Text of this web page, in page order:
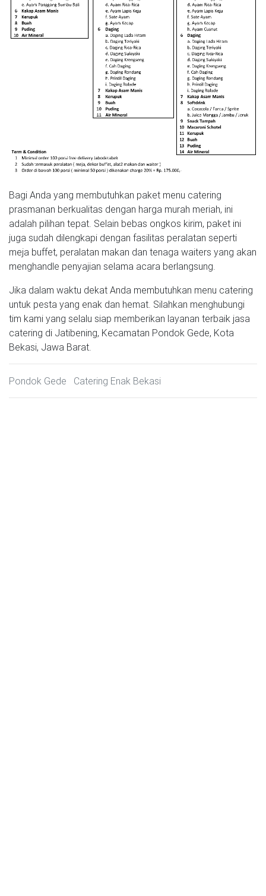
Bagi Anda yang membutuhkan paket menu catering
prasmanan berkualitas dengan harga murah meriah, ini
adalah pilihan tepat. Selain bebas ongkos kirim, paket ini
juga sudah dilengkapi dengan fasilitas peralatan seperti
meja buffet, peralatan makan dan tenaga waiters yang akan
menghandle penyajian selama acara berlangsung.
Jika dalam waktu dekat Anda membutuhkan menu catering
untuk pesta yang enak dan hemat. Silahkan menghubungi
tim kami yang selalu siap memberikan layanan terbaik jasa
catering di Jatibening, Kecamatan Pondok Gede, Kota
Bekasi, Jawa Barat.
Pondok Gede Catering Enak Bekasi